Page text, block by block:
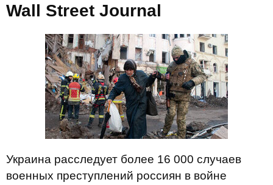
Wall Street Journal
Украина расследует более 16 000 случаев
военных преступлений россиян в войне